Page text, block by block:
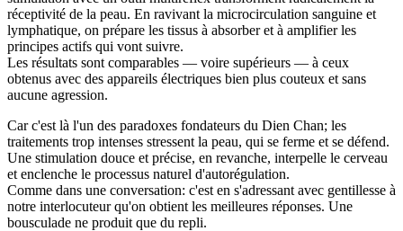
réceptivité de la peau. En ravivant la microcirculation sanguine et
lymphatique, on prépare les tissus à absorber et à amplifier les
principes actifs qui vont suivre.
Les résultats sont comparables — voire supérieurs — à ceux
obtenus avec des appareils électriques bien plus couteux et sans
aucune agression.
Car c'est là l'un des paradoxes fondateurs du Dien Chan; les
traitements trop intenses stressent la peau, qui se ferme et se défend.
Une stimulation douce et précise, en revanche, interpelle le cerveau
et enclenche le processus naturel d'autorégulation.
Comme dans une conversation: c'est en s'adressant avec gentillesse à
notre interlocuteur qu'on obtient les meilleures réponses. Une
bousculade ne produit que du repli.